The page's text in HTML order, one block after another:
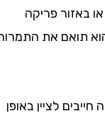
פריקה
את התמרור
לציין באופן